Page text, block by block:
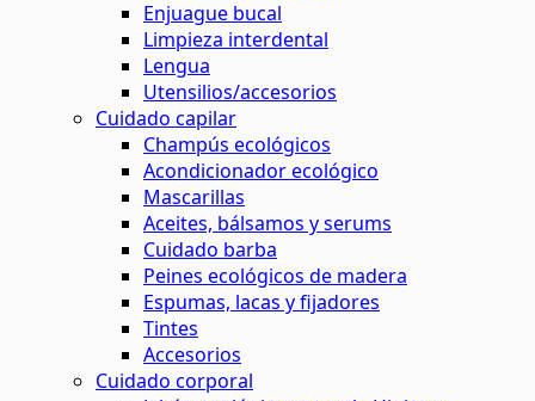
Enjuague bucal
Limpieza interdental
Lengua
Utensilios/accesorios
Cuidado capilar
Champús ecológicos
Acondicionador ecológico
Mascarillas
Aceites, bálsamos y serums
Cuidado barba
Peines ecológicos de madera
Espumas, lacas y fijadores
Tintes
Accesorios
Cuidado corporal